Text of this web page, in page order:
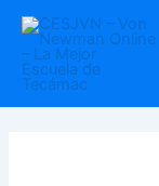
contenido
Navegación
de
entradas